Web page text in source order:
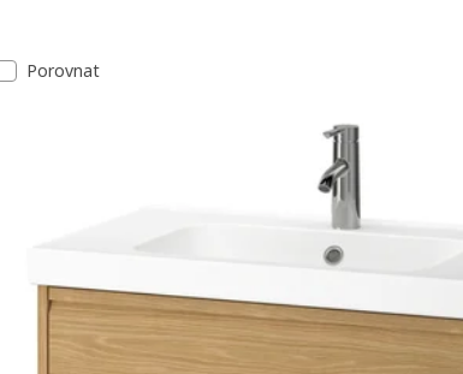
Seznam výsledků
Porovnat